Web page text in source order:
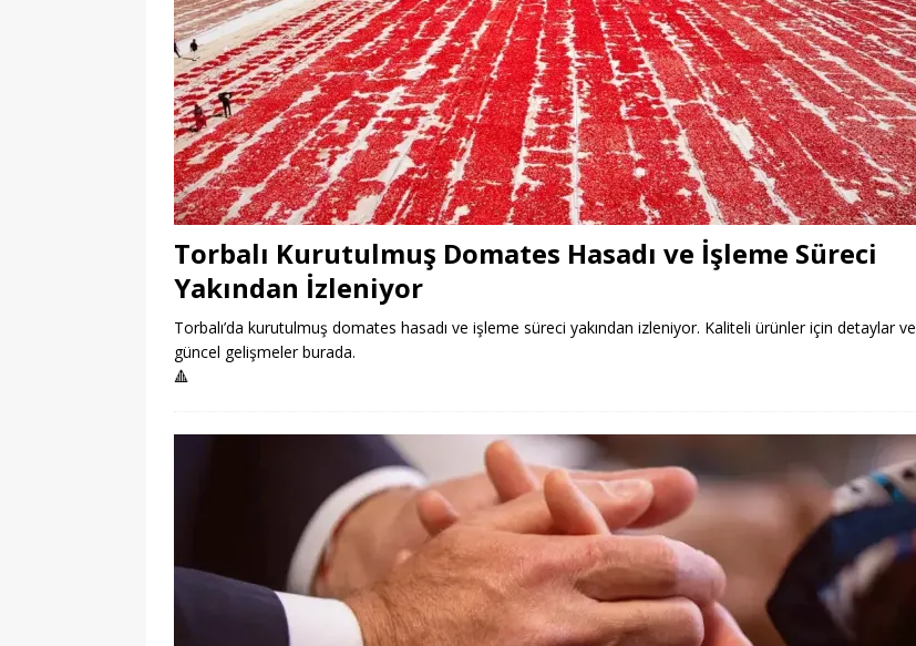
Torbalı Kurutulmuş Domates Hasadı ve İşleme Süreci
Yakından İzleniyor
Torbalı’da kurutulmuş domates hasadı ve işleme süreci yakından izleniyor. Kaliteli ürünler için detaylar ve
güncel gelişmeler burada.
🔺